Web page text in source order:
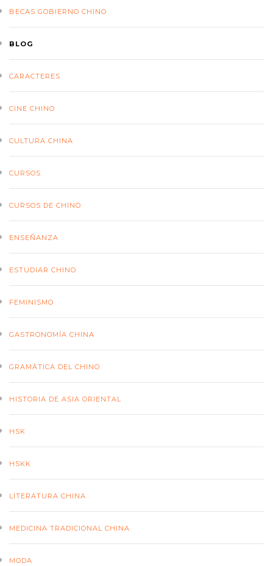
BECAS GOBIERNO CHINO
BLOG
CARACTERES
CINE CHINO
CULTURA CHINA
CURSOS
CURSOS DE CHINO
ENSEÑANZA
ESTUDIAR CHINO
FEMINISMO
GASTRONOMÍA CHINA
GRAMÁTICA DEL CHINO
HISTORIA DE ASIA ORIENTAL
HSK
HSKK
LITERATURA CHINA
MEDICINA TRADICIONAL CHINA
MODA